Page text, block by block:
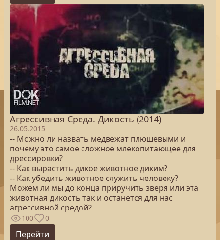
Агрессивная Среда. Дикость (2014)
26.05.2015
-- Можно ли назвать медвежат плюшевыми и
почему это самое сложное млекопитающее для
дрессировки?
-- Как вырастить дикое животное диким?
-- Как убедить животное служить человеку?
Можем ли мы до конца приручить зверя или эта
животная дикость так и останется для нас
агрессивной средой?
100 0
Перейти